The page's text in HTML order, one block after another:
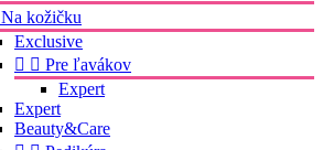
Na kožičku
Exclusive
  Pre ľavákov
Expert
Expert
Beauty&Care